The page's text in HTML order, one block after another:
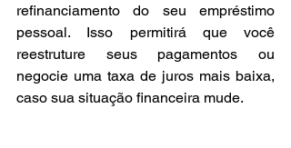
refinanciamento do seu empréstimo
pessoal. Isso permitirá que você
reestruture seus pagamentos ou
negocie uma taxa de juros mais baixa,
caso sua situação financeira mude.